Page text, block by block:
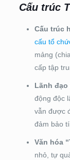
Cấu trúc
Cấu trúc
cấu tổ
mảng
cấp tập
Lãnh
động độc
vẫn được
đảm bảo
Văn hóa
nhỏ, tự